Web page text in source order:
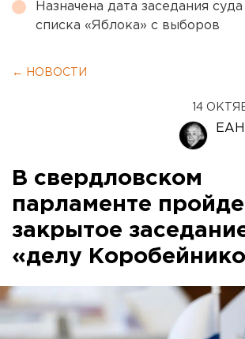
Назначена дата заседания
списка «Яблока» с выборов
← НОВОСТИ
14
В свердловском
парламенте
закрытое
«делу